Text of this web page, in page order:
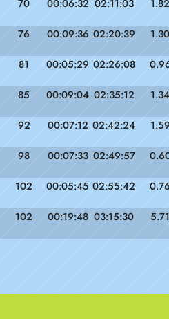
70 00:06:32 02:11:03 1.82
76 00:09:36 02:20:39 1.30
81 00:05:29 02:26:08
85 00:09:04 02:35:12 1.34
92 00:07:12 02:42:24
98 00:07:33 02:49:57
102 00:05:45 02:55:42
102 00:19:48 03:15:30 5.71